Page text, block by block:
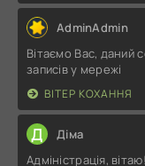
AdminAdmin
Вітаємо Вас, даний
записів у мережі
ВІТЕР КОХАННЯ
Д Діма
Адміністрація,